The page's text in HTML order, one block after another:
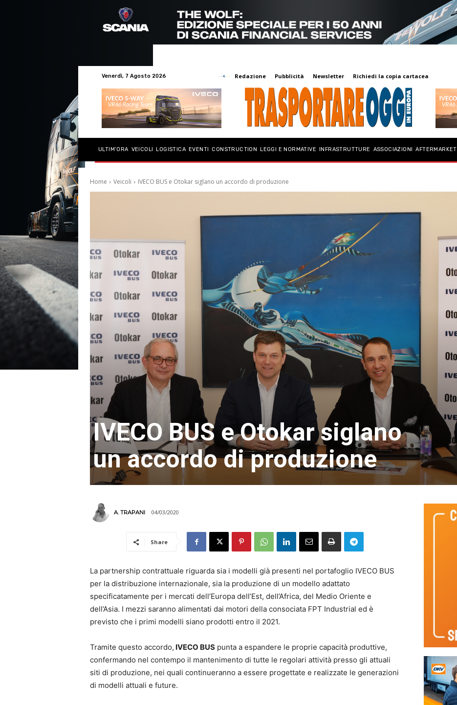
Venerdì, 7 Agosto 2026 Redazione Pubblicità Newsletter Richiedi la copia cartacea
ULTIM’ORA VEICOLI LOGISTICA EVENTI CONSTRUCTION LEGGI E NORMATIVE INFRASTRUTTURE ASSOCIAZIONI AFTERMARKET
Home Veicoli IVECO BUS e Otokar siglano un accordo di produzione
IVECO BUS e Otokar siglano
un accordo di produzione
A. TRAPANI 04/03/2020
Share
La partnership contrattuale riguarda sia i modelli già presenti nel portafoglio IVECO BUS
per la distribuzione internazionale, sia la produzione di un modello adattato
specificatamente per i mercati dell’Europa dell’Est, dell’Africa, del Medio Oriente e
dell’Asia. I mezzi saranno alimentati dai motori della consociata FPT Industrial ed è
previsto che i primi modelli siano prodotti entro il 2021.
Tramite questo accordo, IVECO BUS punta a espandere le proprie capacità produttive,
confermando nel contempo il mantenimento di tutte le regolari attività presso gli attuali
siti di produzione, nei quali continueranno a essere progettate e realizzate le generazioni
di modelli attuali e future.